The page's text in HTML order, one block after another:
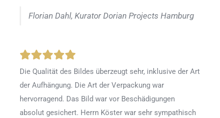
Florian Dahl, Kurator Dorian Projects Hamburg
Die Qualität des Bildes überzeugt sehr, inklusive der Art
der Aufhängung. Die Art der Verpackung war
hervorragend. Das Bild war vor Beschädigungen
absolut gesichert. Herrn Köster war sehr sympathisch